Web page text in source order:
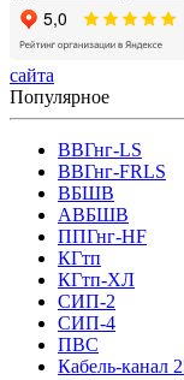
сайта
Популярное
ВВГнг-LS
ВВГнг-FRLS
ВБШВ
АВБШВ
ППГнг-HF
КГтп
КГтп-ХЛ
СИП-2
СИП-4
ПВС
Кабель-канал